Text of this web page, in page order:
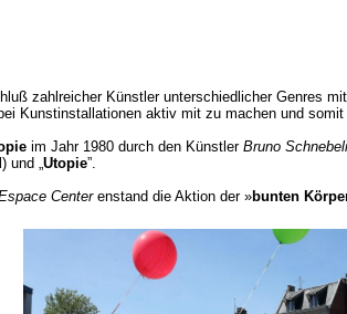
zahlreicher Künstler unterschiedlicher Genres
Kunstinstallationen aktiv mit zu machen und
im Jahr 1980 durch den Künstler Bruno
„ Utopie”.
Centerenstand die Aktion der »bunten